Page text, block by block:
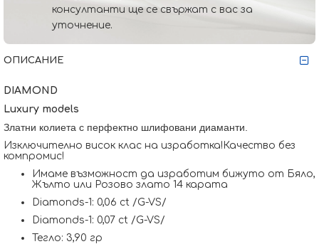
консултанти ще се свържат с вас за
уточнение.
ОПИСАНИЕ
DIAMOND
Luxury models
Златни колиета с перфектно шлифовани диаманти.
Изключително висок клас на изработка!Качество без
компромис!
Имаме възможност да изработим бижуто от Бяло,
Жълто или Розово злато 14 карата
Diamonds-1: 0,06 ct /G-VS/
Diamonds-1: 0,07 ct /G-VS/
Тегло: 3,90 гр